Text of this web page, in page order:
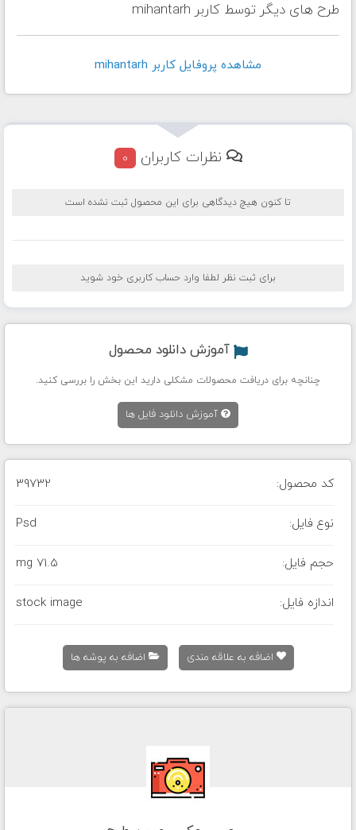
طرح های دیگر توسط کاربر mihantarh
مشاهده پروفايل کاربر mihantarh
نظرات کاربران 0
تا کنون هیچ دیدگاهی برای این محصول ثبت نشده است
برای ثبت نظر لطفا وارد حساب کاربری خود شوید
آموزش دانلود محصول
چنانچه برای دریافت محصولات مشکلی دارید این بخش را بررسی کنید.
آموزش دانلود فایل ها
کد محصول: 39732
نوع فایل: Psd
حجم فایل: 71.5 mg
اندازه فایل: stock image
اضافه به علاقه مندی اضافه به پوشه ها